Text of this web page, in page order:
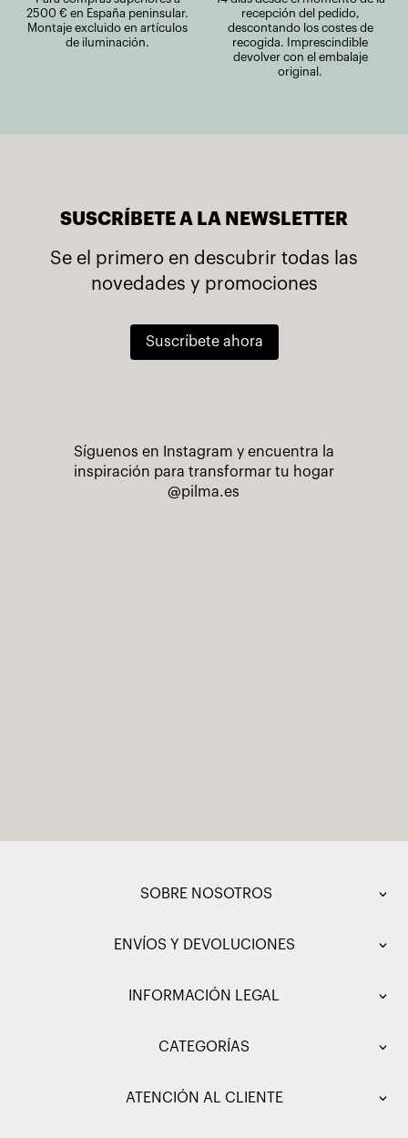
2500 € en España peninsular.
Montaje excluido en artículos
de iluminación.
recepción del pedido,
descontando los costes de
recogida. Imprescindible
devolver con el embalaje
original.
SUSCRÍBETE A LA NEWSLETTER
Se el primero en descubrir todas las
novedades y promociones
Suscríbete ahora
Síguenos en Instagram y encuentra la
inspiración para transformar tu hogar
@pilma.es
SOBRE NOSOTROS
ENVÍOS Y DEVOLUCIONES
INFORMACIÓN LEGAL
CATEGORÍAS
ATENCIÓN AL CLIENTE